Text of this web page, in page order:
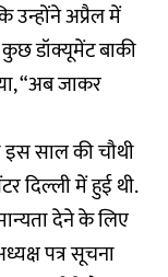
उन्होंने अप्रैल में
कुछ डॉक्यूमेंट बाकी
“अब जाकर
इस साल की चौथी
दिल्ली में हुई थी.
देने के लिए
पत्र सूचना